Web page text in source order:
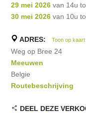
29 mei 2026 van 14u
30 mei 2026 van 10u
ADRES: Toon op kaart
Weg op Bree 24
Meeuwen
Belgie
Routebeschrijving
DEEL DEZE